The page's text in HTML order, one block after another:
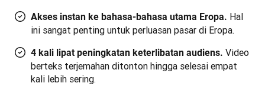
Akses instan ke bahasa-bahasa utama Eropa. Hal
ini sangat penting untuk perluasan pasar di Eropa.
4 kali lipat peningkatan keterlibatan audiens. Video
berteks terjemahan ditonton hingga selesai empat
kali lebih sering.